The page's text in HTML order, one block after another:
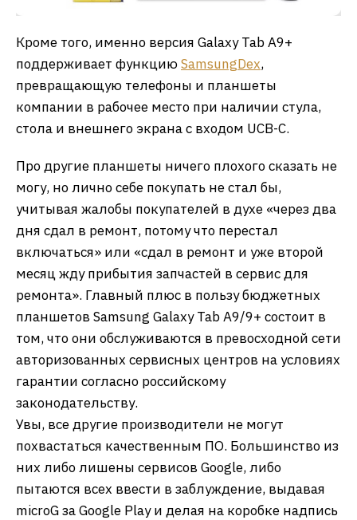
Кроме того, именно версия Galaxy Tab A9+
поддерживает функциюSamsungDex,
превращающую телефоны и планшеты
компании в рабочее место при наличии стула,
стола и внешнего экрана с входом UCB-C.
Про другие планшеты ничего плохого сказать не
могу, но лично себе покупать не стал бы,
учитывая жалобы покупателей в духе «через два
дня сдал в ремонт, потому что перестал
включаться» или «сдал в ремонт и уже второй
месяц жду прибытия запчастей в сервис для
ремонта». Главный плюс в пользу бюджетных
планшетов Samsung Galaxy Tab A9/9+ состоит в
том, что они обслуживаются в превосходной сети
авторизованных сервисных центров на условиях
гарантии согласно российскому
законодательству.
Увы, все другие производители не могут
похвастаться качественным ПО. Большинство из
них либо лишены сервисов Google, либо
пытаются всех ввести в заблуждение, выдавая
microG за Google Play и делая на коробке надпись